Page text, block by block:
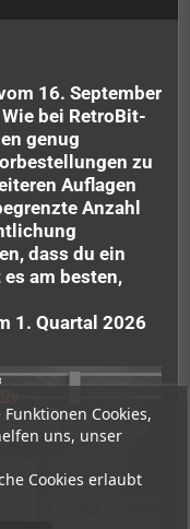
Cookies,
uns, unser
Cookies erlaubt
16. September
bei RetroBit-
genug
zu
Auflagen
Anzahl
dass du ein
am besten,
1. Quartal 2026